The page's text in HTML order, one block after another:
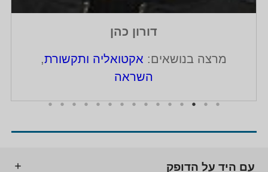
דורון כהן
מרצה בנושאים: אקטואליה ותקשורת,
השראה
עם היד על הדופק